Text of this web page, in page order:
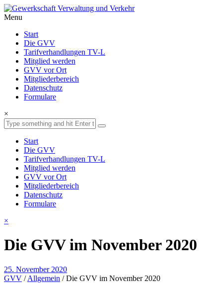
Menu
Start
Die GVV
Tarifverhandlungen TV-L
Mitglied werden
GVV vor Ort
Mitgliederbereich
Datenschutz
Formulare
×
Start
Die GVV
Tarifverhandlungen TV-L
Mitglied werden
GVV vor Ort
Mitgliederbereich
Datenschutz
Formulare
×
Die GVV im November 2020
25. November 2020
GVV /Allgemein /Die GVV im November 2020